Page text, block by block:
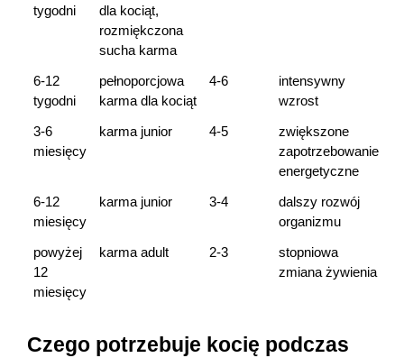
tygodni
dla kociąt,
rozmiękczona
sucha karma
6-12
tygodni
pełnoporcjowa
karma dla kociąt
4-6
intensywny
wzrost
3-6
miesięcy
karma junior 4-5
zwiększone
zapotrzebowanie
energetyczne
6-12
miesięcy
karma junior 3-4
dalszy rozwój
organizmu
powyżej
12
miesięcy
karma adult 2-3
stopniowa
zmiana żywienia
Czego potrzebuje kocię podczas